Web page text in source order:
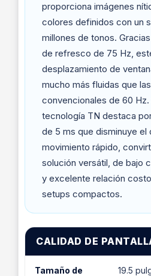
proporciona imágenes
colores definidos con un
millones de tonos.
de refresco de 75 Hz,
desplazamiento de
mucho más fluidas que
convencionales de 60 Hz.
tecnología TN destaca
de 5 ms que disminuye
movimiento rápido,
solución versátil, de bajo
y excelente relación
setups compactos.
CALIDAD DE
Tamaño de
19.5